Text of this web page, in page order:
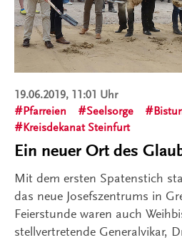
19.06.2019, 11:01 Uhr
Pfarreien
Seelsorge
Kreisdekanat Steinfurt
Ein neuer Ort des
Mit dem ersten Spatenstich
das neue Josefszentrums in
Feierstunde waren auch
stellvertretende Generalvikar,